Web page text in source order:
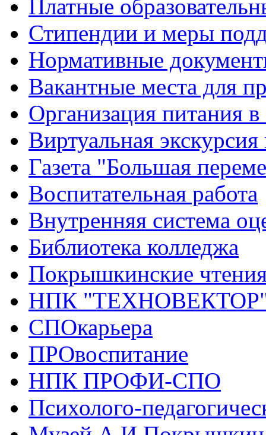
Платные
Стипендии и меры
Нормативные
Вакантные места для
Организация питания в
Виртуальная
Газета "Большая
Воспитательная работа
Внутренняя система
Библиотека колледжа
Покрышкинские
НПК
СПОкарьера
ПРОвоспитание
НПК ПРОФИ-СПО
Психолого-